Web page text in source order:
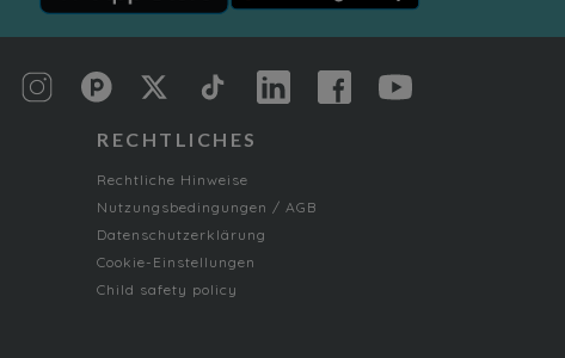
RECHTLICHES
Rechtliche Hinweise
Nutzungsbedingungen / AGB
Datenschutzerklärung
Cookie-Einstellungen
Child safety policy